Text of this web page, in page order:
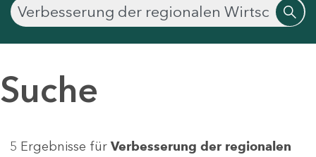
Suche
5 Ergebnisse für Verbesserung der regionalen